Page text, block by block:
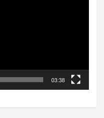
03:38